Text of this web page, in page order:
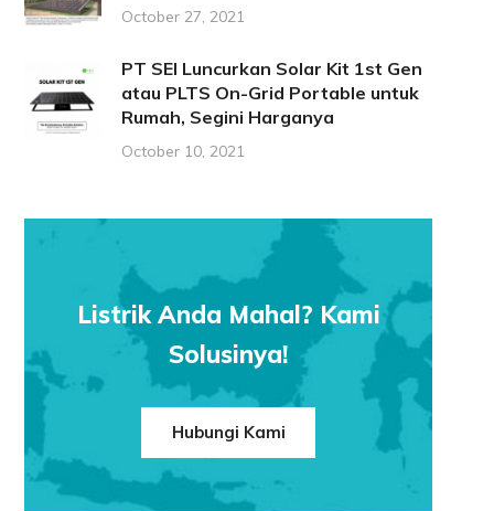
October 27, 2021
PT SEI Luncurkan Solar Kit 1st Gen
atau PLTS On-Grid Portable untuk
Rumah, Segini Harganya
October 10, 2021
Listrik Anda Mahal? Kami
Solusinya!
Hubungi Kami